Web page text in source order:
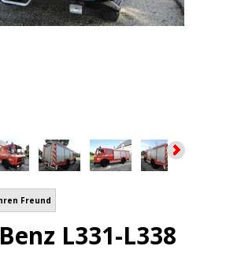
Freund
L331-L338